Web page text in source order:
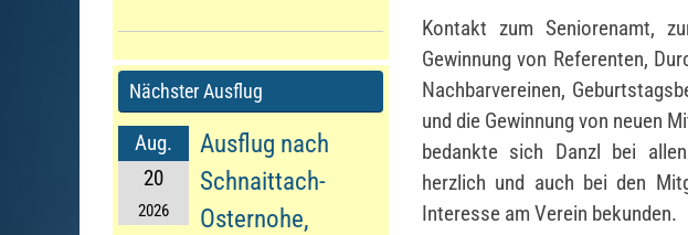
Kontakt zum Seniorenamt,
Gewinnung von Referenten,
Nachbarvereinen,
und die Gewinnung von neuen
bedankte sich Danzl bei
herzlich und auch bei den
Interesse am Verein bekunden.
Nächster Ausflug
Aug.
20
2026
Ausflug nach
Schnaittach-
Osternohe,